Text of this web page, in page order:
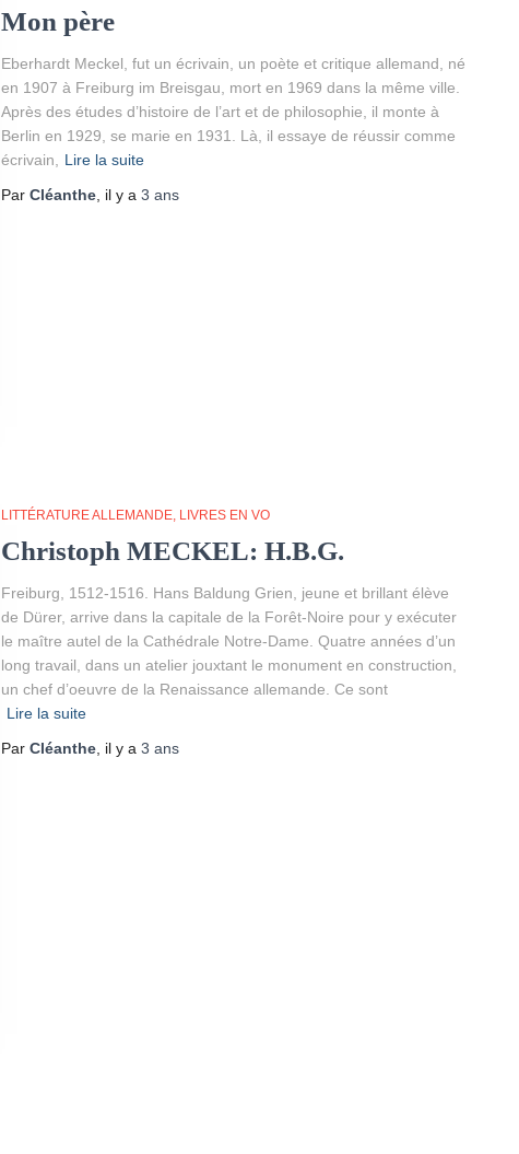
Mon père
Eberhardt Meckel, fut un écrivain, un poète et critique allemand, né
en 1907 à Freiburg im Breisgau, mort en 1969 dans la même ville.
Après des études d’histoire de l’art et de philosophie, il monte à
Berlin en 1929, se marie en 1931. Là, il essaye de réussir comme
écrivain, Lire la suite
Par Cléanthe, il y a 3 ans
LITTÉRATURE ALLEMANDE LIVRES EN VO
Christoph MECKEL: H.B.G.
Freiburg, 1512-1516. Hans Baldung Grien, jeune et brillant élève
de Dürer, arrive dans la capitale de la Forêt-Noire pour y exécuter
le maître autel de la Cathédrale Notre-Dame. Quatre années d’un
long travail, dans un atelier jouxtant le monument en construction,
un chef d’oeuvre de la Renaissance allemande. Ce sont
Lire la suite
Par Cléanthe , il y a 3 ans